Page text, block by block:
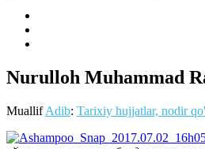
Nurulloh Muhammad
MuallifAdib: Tarixiy hujjatlar, nodir